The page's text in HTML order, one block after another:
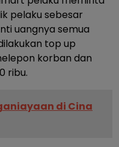
pelaku sebesar
uangnya semua
top up
korban dan
ribu.
di Cina